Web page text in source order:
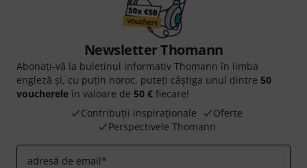
Newsletter Thomann
Abonați-vă la buletinul informativ Thomann în limba
engleză și, cu puțin noroc, puteți câștiga unul dintre 50
voucherele în valoare de 50 € fiecare!
Contribuții inspiraționale
Oferte
Perspectivele Thomann
adresă de email*